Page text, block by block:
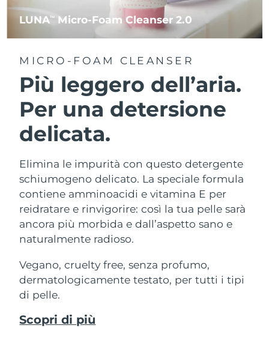
LUNATM Micro-Foam Cleanser 2.0
MICRO-FOAM CLEANSER
Più leggero dell’aria.
Per una detersione
delicata.
Elimina le impurità con questo detergente
schiumogeno delicato. La speciale formula
contiene amminoacidi e vitamina E per
reidratare e rinvigorire: così la tua pelle sarà
ancora più morbida e dall’aspetto sano e
naturalmente radioso.
Vegano, cruelty free, senza profumo,
dermatologicamente testato, per tutti i tipi
di pelle.
Scopri di più